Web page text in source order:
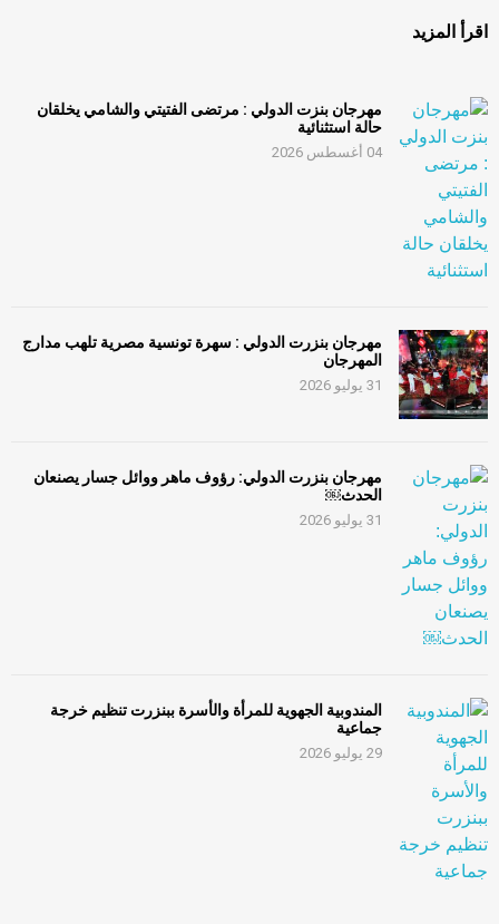
اقرأ المزيد
مهرجان بنزت الدولي : مرتضى الفتيتي والشامي يخلقان
حالة استثنائية
04 أغسطس 2026
مهرجان بنزرت الدولي : سهرة تونسية مصرية تلهب مدارج
المهرجان
31 يوليو 2026
مهرجان بنزرت الدولي: رؤوف ماهر ووائل جسار يصنعان
الحدث￼
31 يوليو 2026
المندوبية الجهوية للمرأة والأسرة ببنزرت تنظيم خرجة
جماعية
29 يوليو 2026